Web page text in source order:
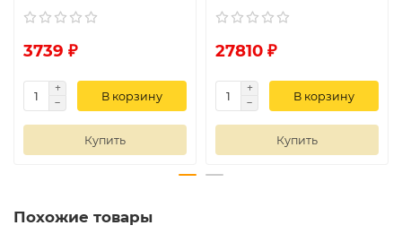
3739 ₽
В корзину
Купить
27810 ₽
В корзину
Купить
Похожие товары